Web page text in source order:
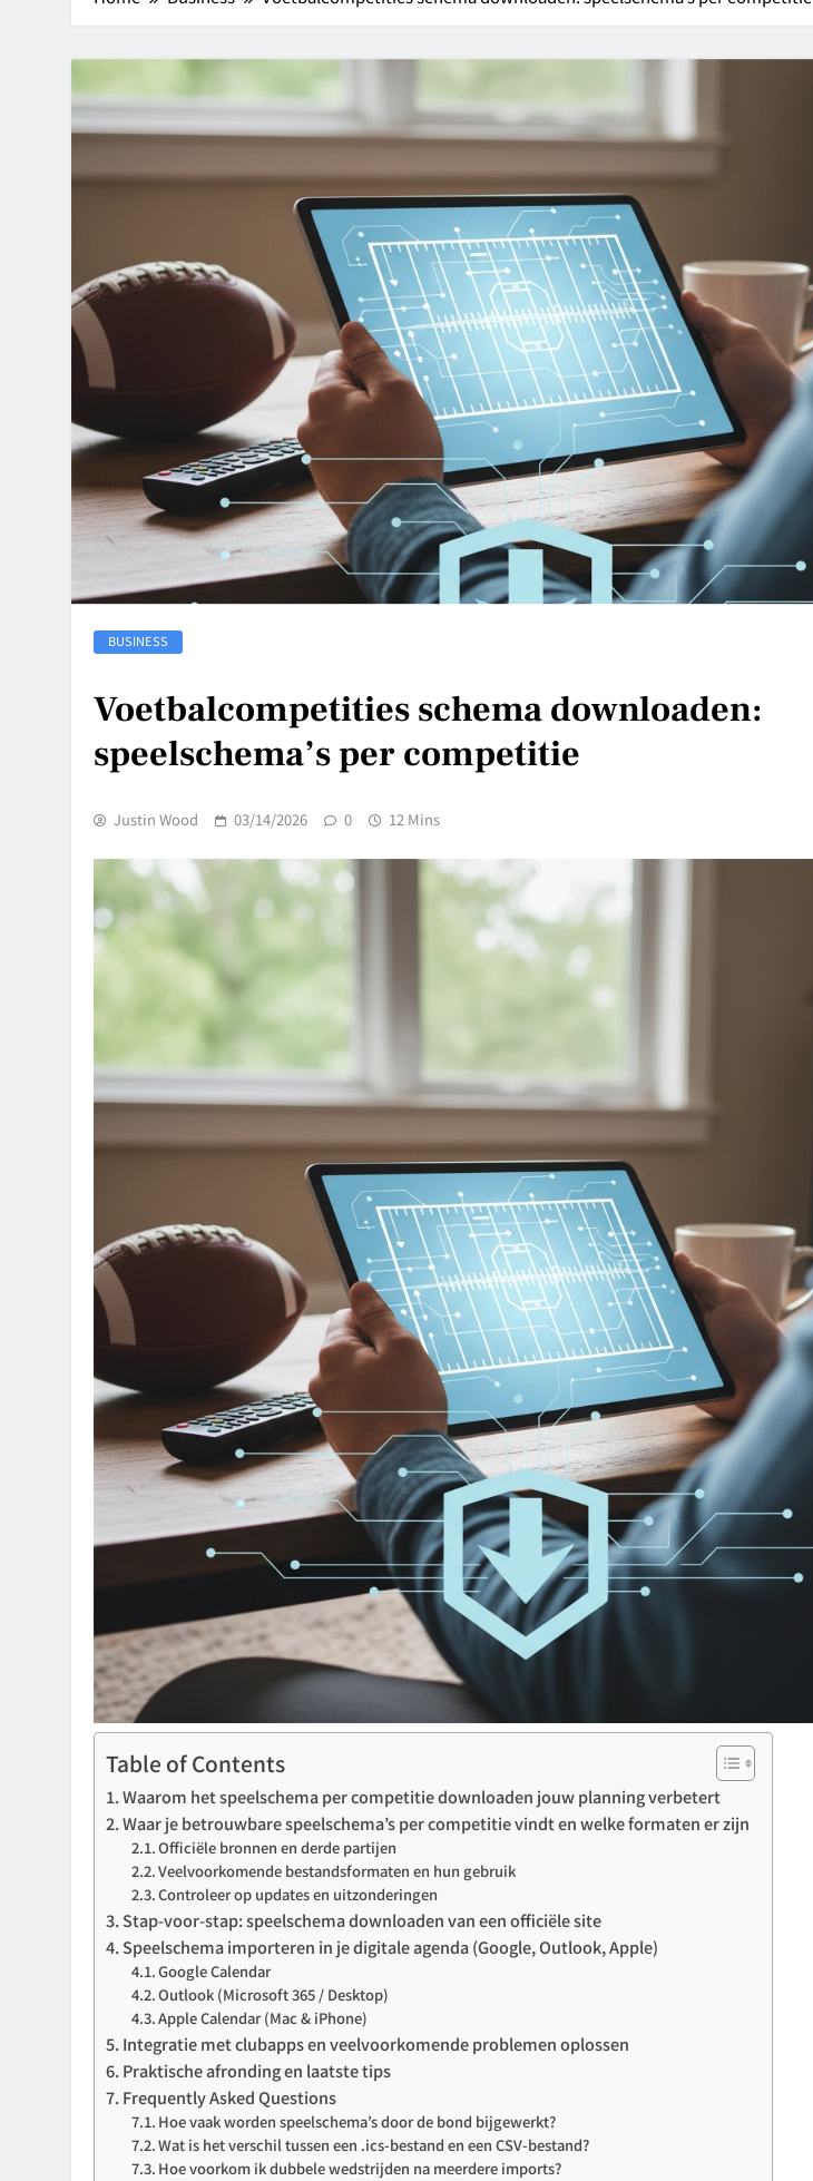
BUSINESS
Voetbalcompetities schema downloaden:
speelschema’s per competitie
Justin Wood 03/14/2026 0 12 Mins
Table of Contents
Waarom het speelschema per competitie downloaden jouw planning verbetert
Waar je betrouwbare speelschema’s per competitie vindt en welke formaten er zijn
Officiële bronnen en derde partijen
Veelvoorkomende bestandsformaten en hun gebruik
Controleer op updates en uitzonderingen
Stap-voor-stap: speelschema downloaden van een officiële site
Speelschema importeren in je digitale agenda (Google, Outlook, Apple)
Google Calendar
Outlook (Microsoft 365 / Desktop)
Apple Calendar (Mac & iPhone)
Integratie met clubapps en veelvoorkomende problemen oplossen
Praktische afronding en laatste tips
Frequently Asked Questions
Hoe vaak worden speelschema’s door de bond bijgewerkt?
Wat is het verschil tussen een .ics-bestand en een CSV-bestand?
Hoe voorkom ik dubbele wedstrijden na meerdere imports?